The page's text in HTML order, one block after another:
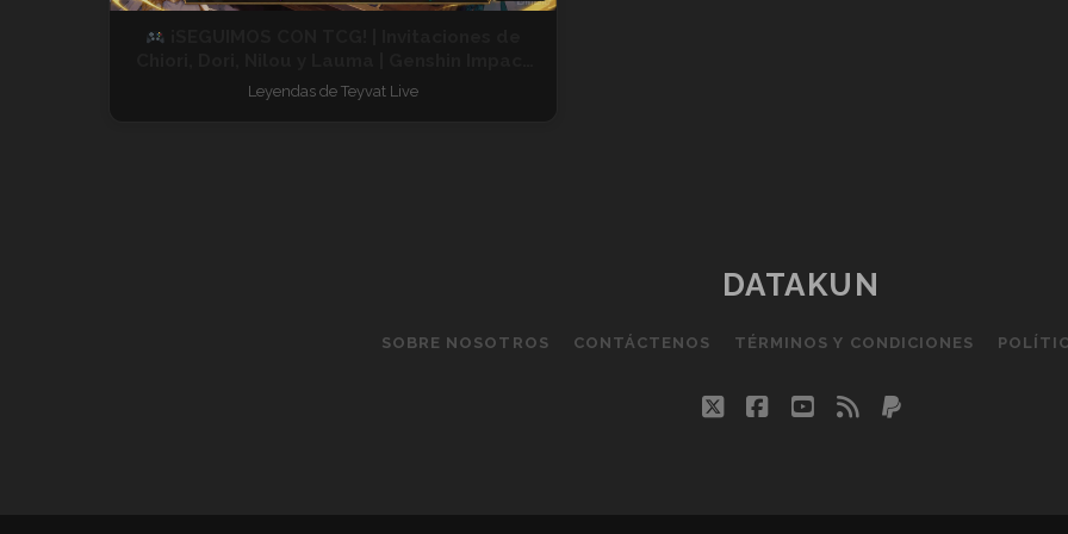
En Vivo 20260623
Leyendas de Teyvat Live
DATAKUN
SOBRE NOSOTROS CONTÁCTENOS TÉRMINOS Y CONDICIONES
twitterfacebook
youtube
rss paypal